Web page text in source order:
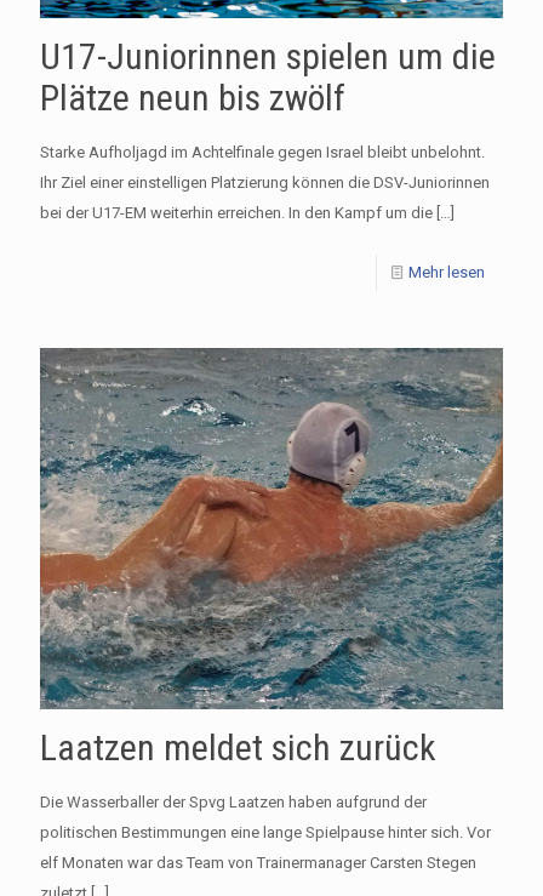
U17-Juniorinnen spielen um die
Plätze neun bis zwölf
Starke Aufholjagd im Achtelfinale gegen Israel bleibt unbelohnt.
Ihr Ziel einer einstelligen Platzierung können die DSV-Juniorinnen
bei der U17-EM weiterhin erreichen. In den Kampf um die
Mehr lesen
Laatzen meldet sich zurück
Die Wasserballer der Spvg Laatzen haben aufgrund der
politischen Bestimmungen eine lange Spielpause hinter sich. Vor
elf Monaten war das Team von Trainermanager Carsten Stegen